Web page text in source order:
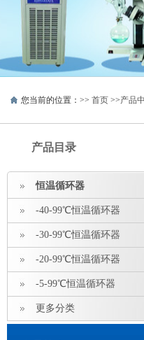
您当前的位置：>> 首页 >>产品
产品目录
恒温循环器
-40-99℃恒温循环器
-30-99℃恒温循环器
-20-99℃恒温循环器
-5-99℃恒温循环器
更多分类